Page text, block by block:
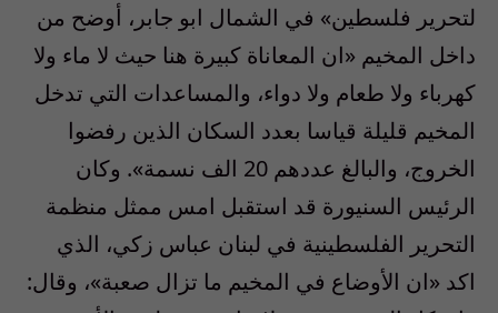
لتحرير فلسطين» في الشمال ابو جابر، أوضح من
داخل المخيم «ان المعاناة كبيرة هنا حيث لا ماء ولا
كهرباء ولا طعام ولا دواء، والمساعدات التي تدخل
المخيم قليلة قياسا بعدد السكان الذين رفضوا
الخروج، والبالغ عددهم 20 الف نسمة». وكان
الرئيس السنيورة قد استقبل امس ممثل منظمة
التحرير الفلسطينية في لبنان عباس زكي، الذي
اكد «ان الأوضاع في المخيم ما تزال صعبة»، وقال: